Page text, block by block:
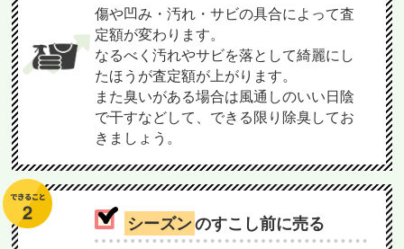
傷や凹み・汚れ・サビの具合によって査
定額が変わります。
なるべく汚れやサビを落として綺麗にし
たほうが査定額が上がります。
また臭いがある場合は風通しのいい日陰
で干すなどして、できる限り除臭してお
きましょう。
シーズンのすこし前に売る